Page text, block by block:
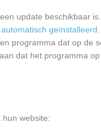
update beschikbaar
geïnstalleerd
programma dat op de
dat het programma
hun website: